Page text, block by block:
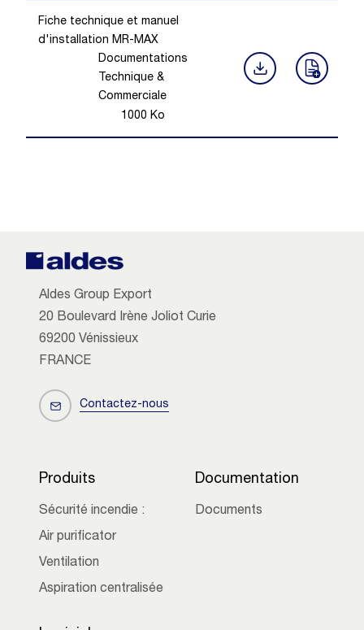
Fiche technique et manuel
d'installation MR-MAX
Documentations
Technique &
Commerciale
1000 Ko
Aldes Group Export
20 Boulevard Irène Joliot Curie
69200 Vénissieux
FRANCE
Contactez-nous
Produits
Sécurité incendie :
Air purificator
Ventilation
Aspiration centralisée
Documentation
Documents